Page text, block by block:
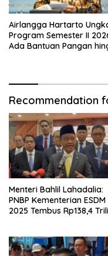
Airlangga Hartarto
Program Semester II
Ada Bantuan Pangan
Recommendation
Menteri Bahlil Lahadalia:
PNBP Kementerian ESDM
2025 Tembus Rp138,4